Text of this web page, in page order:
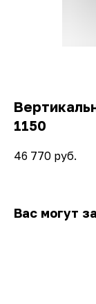
1150
46 770 руб.
Вас могут